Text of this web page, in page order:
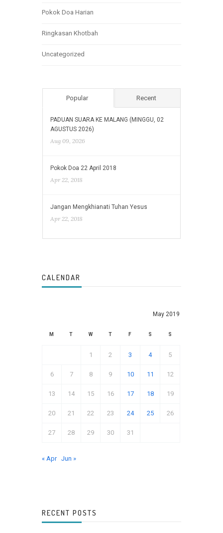
Pokok Doa Harian
Ringkasan Khotbah
Uncategorized
Popular Recent
PADUAN SUARA KE MALANG (MINGGU, 02
AGUSTUS 2026)
Aug 09, 2026
Pokok Doa 22 April 2018
Apr 22, 2018
Jangan Mengkhianati Tuhan Yesus
Apr 22, 2018
CALENDAR
May 2019
M T W T F S S
1 2 3 4 5
6 7 8 9 10 11 12
13 14 15 16 17 18 19
20 21 22 23 24 25 26
27 28 29 30 31
« Apr Jun »
RECENT POSTS